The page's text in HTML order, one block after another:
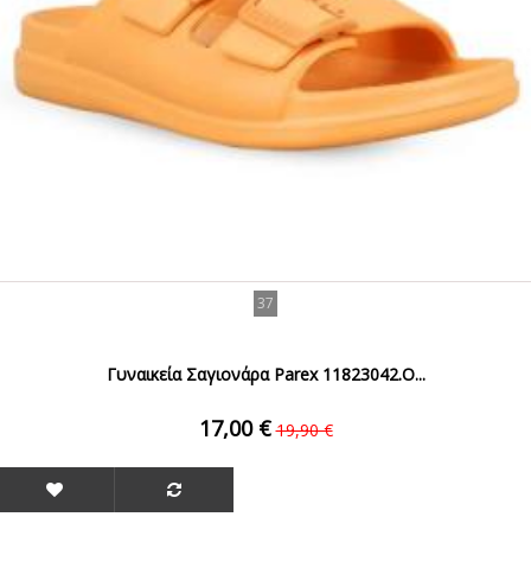
37
Γυναικεία Σαγιονάρα Parex 11823042.O...
17,00 € 19,90 €